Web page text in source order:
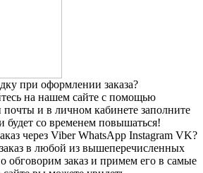
при оформлении заказа?
на нашем сайте с помощью
и в личном кабинете заполните
будет со временем повышаться!
через Viber WhatsApp Instagram VK?
в любой из вышеперечисленных
обговорим заказ и примем его в самые